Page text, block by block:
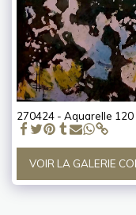
270424 - Aquarelle
VOIR LA GALERIE